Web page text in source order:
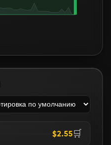
$2.55🛒